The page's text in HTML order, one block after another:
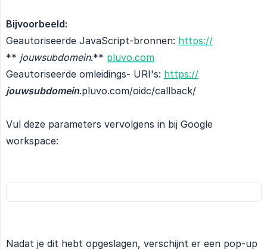
Bijvoorbeeld:
Geautoriseerde JavaScript-bronnen: https://
** jouwsubdomein.** pluvo.com
Geautoriseerde omleidings- URI's: https://
jouwsubdomein.pluvo.com/oidc/callback/
Vul deze parameters vervolgens in bij Google
workspace:
Nadat je dit hebt opgeslagen, verschijnt er een pop-up